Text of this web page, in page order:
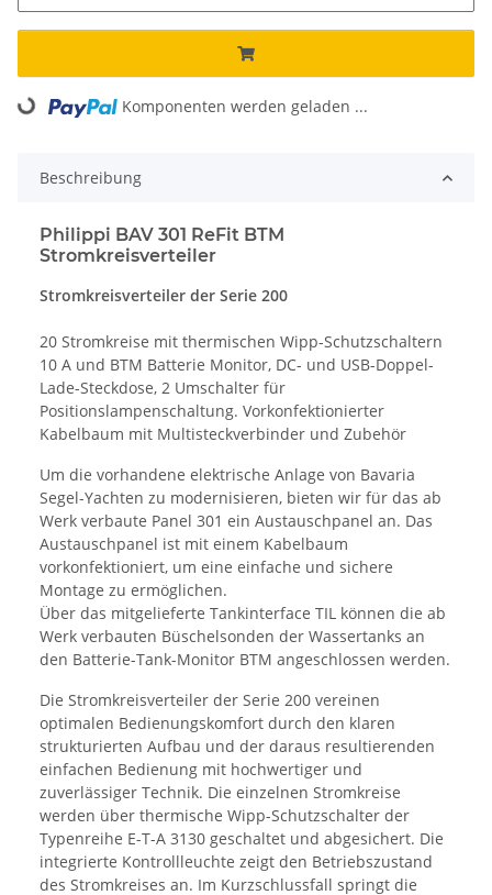
Loading... Komponenten werden geladen ...
Beschreibung
Philippi BAV 301 ReFit BTM
Stromkreisverteiler
Stromkreisverteiler der Serie 200
20 Stromkreise mit thermischen Wipp-Schutzschaltern
10 A und BTM Batterie Monitor, DC- und USB-Doppel-
Lade-Steckdose, 2 Umschalter für
Positionslampenschaltung. Vorkonfektionierter
Kabelbaum mit Multisteckverbinder und Zubehör
Um die vorhandene elektrische Anlage von Bavaria
Segel-Yachten zu modernisieren, bieten wir für das ab
Werk verbaute Panel 301 ein Austauschpanel an. Das
Austauschpanel ist mit einem Kabelbaum
vorkonfektioniert, um eine einfache und sichere
Montage zu ermöglichen.
Über das mitgelieferte Tankinterface TIL können die ab
Werk verbauten Büschelsonden der Wassertanks an
den Batterie-Tank-Monitor BTM angeschlossen werden.
Die Stromkreisverteiler der Serie 200 vereinen
optimalen Bedienungskomfort durch den klaren
strukturierten Aufbau und der daraus resultierenden
einfachen Bedienung mit hochwertiger und
zuverlässiger Technik. Die einzelnen Stromkreise
werden über thermische Wipp-Schutzschalter der
Typenreihe E-T-A 3130 geschaltet und abgesichert. Die
integrierte Kontrollleuchte zeigt den Betriebszustand
des Stromkreises an. Im Kurzschlussfall springt die